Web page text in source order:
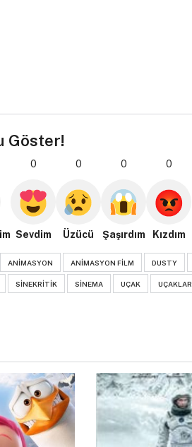
Göster!
0
Sevdim
0
Üzücü
0
Şaşırdım
0
Kızdım
ANIMASYON ANIMASYON FILM DUSTY
SINEKRITIK SINEMA UÇAK UÇAKLAR